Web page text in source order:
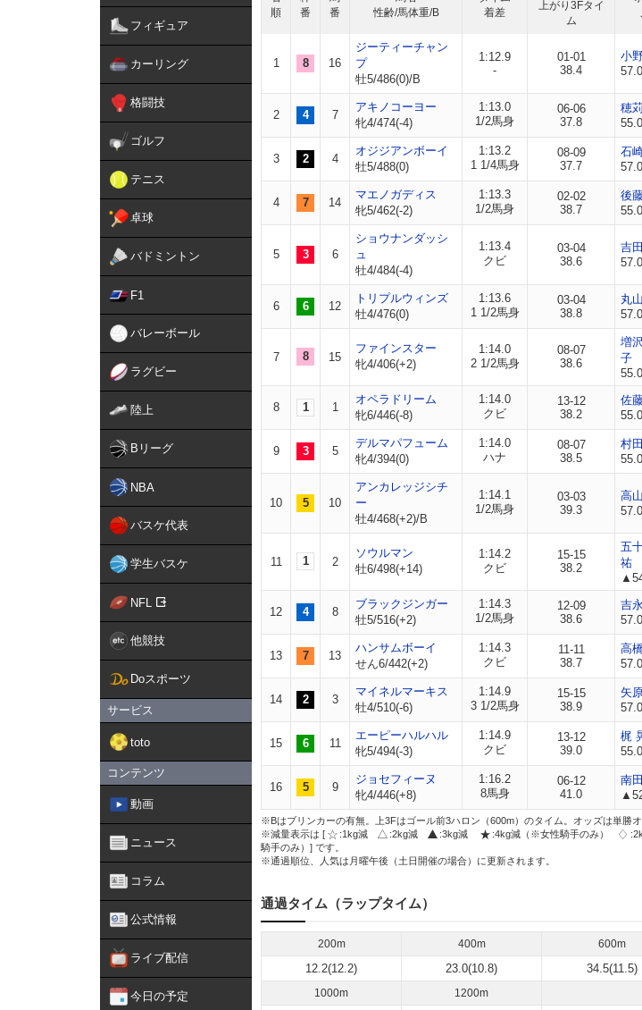
フィギュア
カーリング
格闘技
ゴルフ
テニス
卓球
バドミントン
F1
バレーボール
ラグビー
陸上
Bリーグ
NBA
バスケ代表
学生バスケ
NFL
他競技
Doスポーツ
サービス
toto
コンテンツ
動画
ニュース
コラム
公式情報
ライブ配信
今日の予定
順
番
番
性齢/馬体重/B
着差
上がり3Fタイ
ム
1 8 16
ジーティーチャン
プ
牡5/486(0)/B
1:12.9
-
01-01
38.4
小
57.0
2 4 7
アキノコーヨー
牝4/474(-4)
1:13.0
1/2馬身
06-06
37.8
穂
55.0
3 2 4
オジジアンボーイ
牡5/488(0)
1:13.2
1 1/4馬身
08-09
37.7
石
57.0
4 7 14
マエノガディス
牝5/462(-2)
1:13.3
1/2馬身
02-02
38.7
後
55.0
5 3 6
ショウナンダッシ
ュ
牡4/484(-4)
1:13.4
クビ
03-04
38.6
吉
57.0
6 6 12
トリプルウィンズ
牡4/476(0)
1:13.6
1 1/2馬身
03-04
38.8
丸
57.0
7 8 15
ファインスター
牝4/406(+2)
1:14.0
2 1/2馬身
08-07
38.6
増
子
55.0
8 1 1
オペラドリーム
牝6/446(-8)
1:14.0
クビ
13-12
38.2
佐
55.0
9 3 5
デルマパフューム
牝4/394(0)
1:14.0
ハナ
08-07
38.5
村
55.0
10 5 10
アンカレッジシチ
ー
牡4/468(+2)/B
1:14.1
1/2馬身
03-03
39.3
高
57.0
11 1 2
ソウルマン
牡6/498(+14)
1:14.2
クビ
15-15
38.2
五
祐
12 4 8
ブラックジンガー
牡5/516(+2)
1:14.3
1/2馬身
12-09
38.6
吉
57.0
13 7 13
ハンサムボーイ
せん6/442(+2)
1:14.3
クビ
11-11
38.7
高
57.0
14 2 3
マイネルマーキス
牡4/510(-6)
1:14.9
3 1/2馬身
15-15
38.9
矢
57.0
15 6 11
エーピーハルハル
牝5/494(-3)
1:14.9
クビ
13-12
39.0
梶
55.0
16 5 9
ジョセフィーヌ
牝4/446(+8)
1:16.2
8馬身
06-12
41.0
南
※Bはブリンカーの有無。上3Fはゴール前3ハロン（600m）のタイム。オッズは単勝オ
※減量表示は [
:1kg減 :2kg減 :3kg減 :4kg減（※女性騎手のみ）
騎手のみ）] です。
※通過順位、人気は月曜午後（土日開催の場合）に更新されます。
通過タイム（ラップタイム）
200m 400m 600m
12.2(12.2) 23.0(10.8) 34.5(11.5)
1000m 1200m